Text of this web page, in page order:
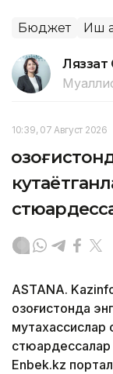
Бюджет Иш
Ляззат
10:39, 07 Август 2026
ASTANA.
Қозоғистонда
мутахассислар
стюардессалар
Enbek.kz